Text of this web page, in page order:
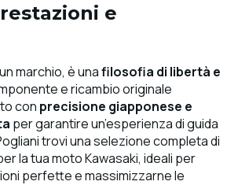
e
marchio, è unafilosofia di libertà e
e ricambio originale
con precisione giapponese e
per garantire un’esperienza di guida
trovi una selezione completa di
la tua moto Kawasaki, ideali per
perfette e massimizzarne le